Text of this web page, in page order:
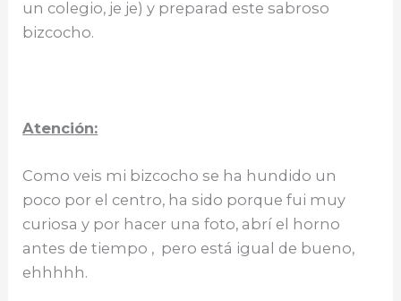
un colegio, je je) y preparad este sabroso
bizcocho.
Atención:
Como veis mi bizcocho se ha hundido un
poco por el centro, ha sido porque fui muy
curiosa y por hacer una foto, abrí el horno
antes de tiempo , pero está igual de bueno,
ehhhhh.